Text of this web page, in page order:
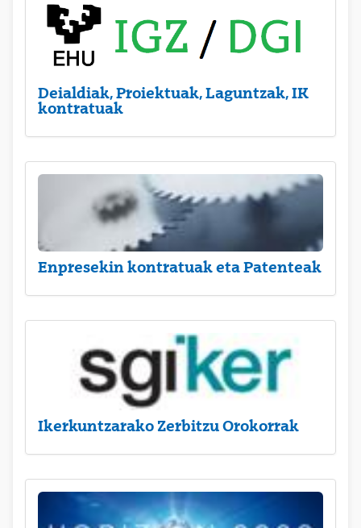
Deialdiak, Proiektuak, Laguntzak, IK
kontratuak
Enpresekin kontratuak eta Patenteak
Ikerkuntzarako Zerbitzu Orokorrak